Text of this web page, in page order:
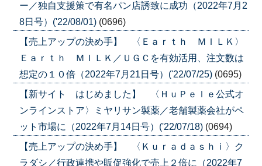
ー／独自支援策で有名パン店誘致に成功（2022年7月2
8日号）('22/08/01) (0696)
【売上アップの決め手】 〈Ｅａｒｔｈ ＭＩＬＫ〉
Ｅａｒｔｈ ＭＩＬＫ／ＵＧＣを有効活用、注文数は
想定の１０倍（2022年7月21日号）('22/07/25) (0695)
【新サイト はじめました】 〈ＨｕＰｅｌｅ公式オ
ンラインストア〉ミヤリサン製薬／老舗製薬会社がペ
ット市場に（2022年7月14日号）('22/07/18) (0694)
【売上アップの決め手】 〈Ｋｕｒａｄａｓｈｉ〉ク
ラダシ／行政連携や販促強化で売上２倍に（2022年7